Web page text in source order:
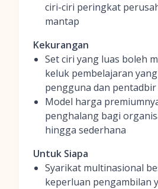
ciri-ciri peringkat
mantap
Kekurangan
Set ciri yang luas boleh
keluk pembelajaran
pengguna dan
Model harga
penghalang bagi
hingga sederhana
Untuk Siapa
Syarikat multinasional
keperluan pengambilan